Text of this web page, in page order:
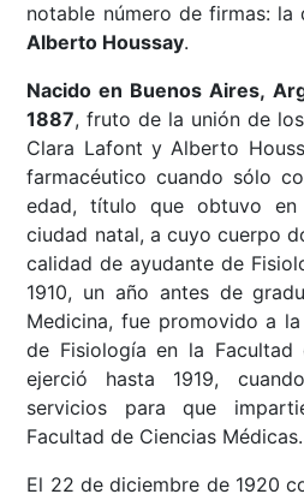
notable número de firmas: la
Alberto Houssay.
Nacido en Buenos Aires,
1887, fruto de la unión de
Clara Lafont y Alberto
farmacéutico cuando sólo
edad, título que obtuvo
ciudad natal, a cuyo cuerpo
calidad de ayudante de
1910, un año antes de
Medicina, fue promovido a
de Fisiología en la Facultad
ejerció hasta 1919,
servicios para que
Facultad de Ciencias Médicas.
El 22 de diciembre de 1920